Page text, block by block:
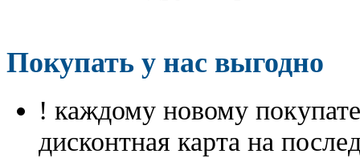
Покупать у нас выгодно
! каждому новому
дисконтная карта на